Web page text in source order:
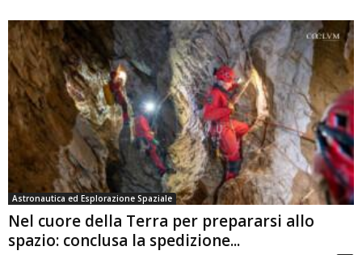
Astronautica ed Esplorazione Spaziale
Nel cuore della Terra per prepararsi allo
spazio: conclusa la spedizione...